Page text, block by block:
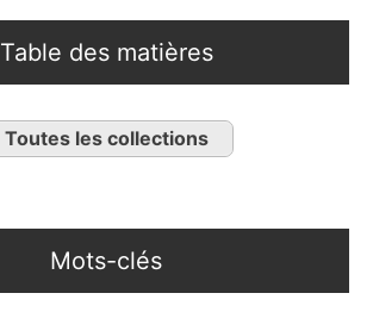
Table des matières
Toutes les collections
Mots-clés